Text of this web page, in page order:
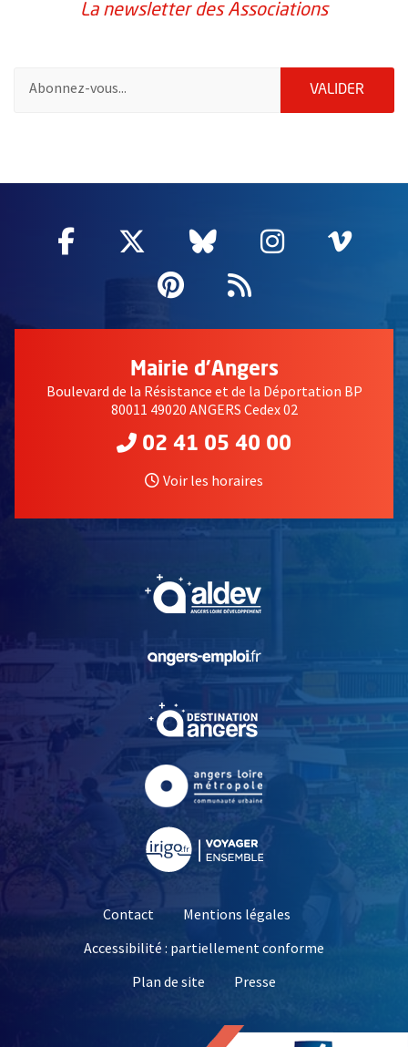
La newsletter des Associations
VALIDER
Facebook
, Ouvre une nouvelle fenêtre
Twitter
, Ouvre une nouvelle
Bluesky
, Ouvre une
Instagram
, Ouvre
,
Pinterest
, Ouvre une
Flux RSS
Mairie d'Angers
Boulevard de la Résistance et de la Déportation BP
80011 49020 ANGERS Cedex 02
02 41 05 40 00
Voir les horaires
, Ouvre une nouvelle
, Ouvre une nouvelle
Contact
Mentions légales
Accessibilité : partiellement conforme
Plan de site
Presse